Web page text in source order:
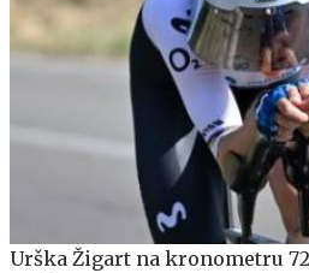
Urška Žigart na kronometru